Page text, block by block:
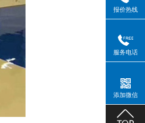
报价热线
服务电话
添加微信